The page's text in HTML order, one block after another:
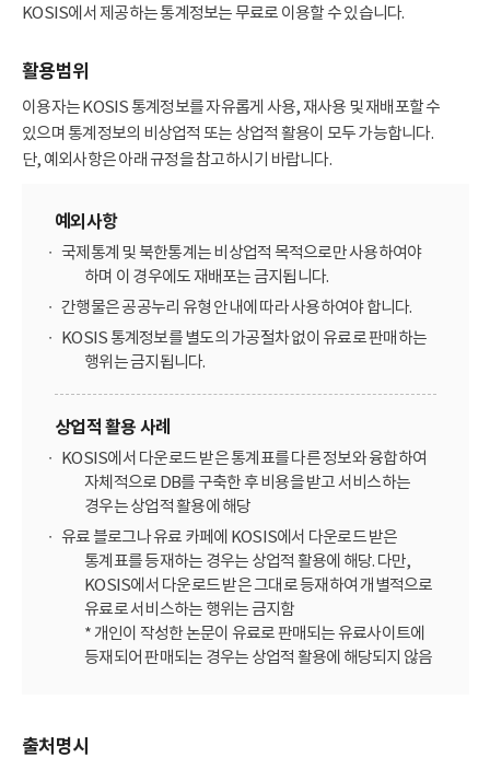
KOSIS에서 제공하는 통계정보는 무료로 이용할 수 있습니다.
활용범위
이용자는 KOSIS 통계정보를 자유롭게 사용, 재사용 및 재배포할 수
있으며 통계정보의 비상업적 또는 상업적 활용이 모두 가능합니다.
단, 예외사항은 아래 규정을 참고하시기 바랍니다.
예외사항
국제통계 및 북한통계는 비상업적 목적으로만 사용하여야
하며 이 경우에도 재배포는 금지됩니다.
간행물은 공공누리 유형 안내에 따라 사용하여야 합니다.
KOSIS 통계정보를 별도의 가공절차 없이 유료로 판매하는
행위는 금지됩니다.
상업적 활용 사례
KOSIS에서 다운로드 받은 통계표를 다른 정보와 융합하여
자체적으로 DB를 구축한 후 비용을 받고 서비스하는
경우는 상업적 활용에 해당
유료 블로그나 유료 카페에 KOSIS에서 다운로드 받은
통계표를 등재하는 경우는 상업적 활용에 해당. 다만,
KOSIS에서 다운로드 받은 그대로 등재하여 개별적으로
유료로 서비스하는 행위는 금지함
* 개인이 작성한 논문이 유료로 판매되는 유료사이트에
등재되어 판매되는 경우는 상업적 활용에 해당되지 않음
출처명시